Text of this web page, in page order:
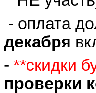
- оплата
декабря
- **скидки
проверки